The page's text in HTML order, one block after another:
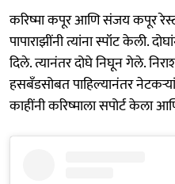
करिष्मा कपूर आणि संजय कपूर
पापाराझींनी त्यांना स्पॉट केली.
दिले. त्यानंतर दोघे निघून गेले.
हसबँडसोबत पाहिल्यानंतर
काहींनी करिष्माला सपोर्ट केला